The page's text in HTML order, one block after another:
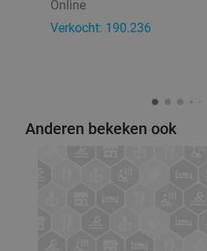
Online
Verkocht: 190.236
Anderen bekeken ook